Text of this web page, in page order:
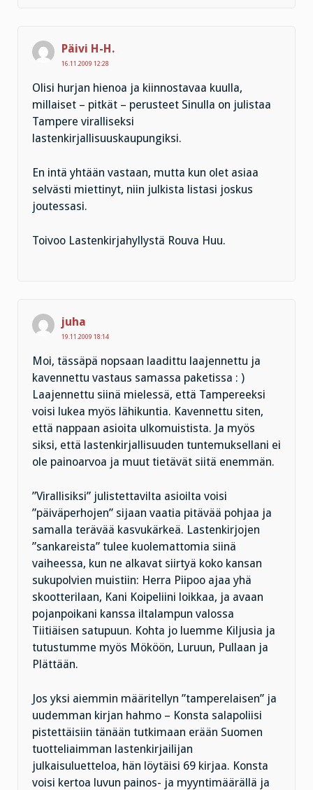
Päivi H-H.
16.11.2009 12:28
Olisi hurjan hienoa ja kiinnostavaa kuulla,
millaiset – pitkät – perusteet Sinulla on julistaa
Tampere viralliseksi
lastenkirjallisuuskaupungiksi.
En intä yhtään vastaan, mutta kun olet asiaa
selvästi miettinyt, niin julkista listasi joskus
joutessasi.
Toivoo Lastenkirjahyllystä Rouva Huu.
juha
19.11.2009 18:14
Moi, tässäpä nopsaan laadittu laajennettu ja
kavennettu vastaus samassa paketissa : )
Laajennettu siinä mielessä, että Tampereeksi
voisi lukea myös lähikuntia. Kavennettu siten,
että nappaan asioita ulkomuistista. Ja myös
siksi, että lastenkirjallisuuden tuntemuksellani ei
ole painoarvoa ja muut tietävät siitä enemmän.
”Virallisiksi” julistettavilta asioilta voisi
”päiväperhojen” sijaan vaatia pitävää pohjaa ja
samalla terävää kasvukärkeä. Lastenkirjojen
”sankareista” tulee kuolemattomia siinä
vaiheessa, kun ne alkavat siirtyä koko kansan
sukupolvien muistiin: Herra Piipoo ajaa yhä
skootterilaan, Kani Koipeliini loikkaa, ja avaan
pojanpoikani kanssa iltalampun valossa
Tiitiäisen satupuun. Kohta jo luemme Kiljusia ja
tutustumme myös Mököön, Luruun, Pullaan ja
Plättään.
Jos yksi aiemmin määritellyn ”tamperelaisen” ja
uudemman kirjan hahmo – Konsta salapoliisi
pistettäisiin tänään tutkimaan erään Suomen
tuotteliaimman lastenkirjailijan
julkaisuluetteloa, hän löytäisi 69 kirjaa. Konsta
voisi kertoa luvun painos- ja myyntimäärällä ja